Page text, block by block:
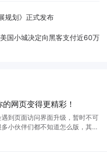
规划》正式发布
国小城决定向黑客支付近60万
网页变得更精彩！
到页面访问界面升级，暂时不可
小伙伴们都不知道怎么版，其实
这种问题的。那么如果遇到页面